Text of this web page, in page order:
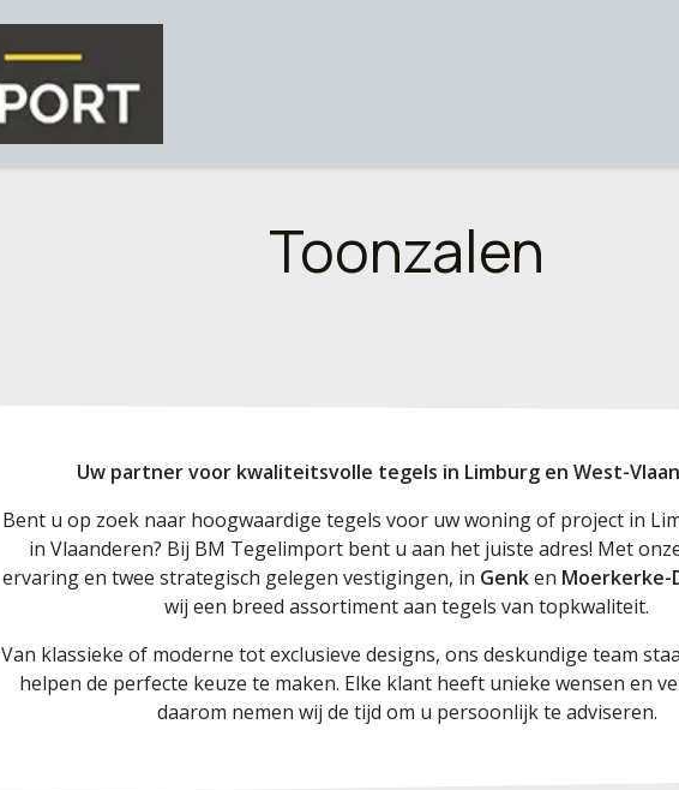
Toonzalen
Uw partner voor kwaliteitsvolle tegels in Limburg en West-
Bent u op zoek naar hoogwaardige tegels voor uw woning of project in
in Vlaanderen? Bij BM Tegelimport bent u aan het juiste adres! Met
ervaring en twee strategisch gelegen vestigingen, in Genken Moerkerke-
wij een breed assortiment aan tegels van topkwaliteit.
Van klassieke of moderne tot exclusieve designs, ons deskundige team
helpen de perfecte keuze te maken. Elke klant heeft unieke wensen en
daarom nemen wij de tijd om u persoonlijk te adviseren.